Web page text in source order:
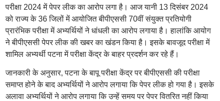
परीक्षा 2024 में पेपर लीक का आरोप लगा है। आज यानी 13 दिसंबर 2024
को राज्य के 36 जिलों में आयोजित बीपीएससी 70वीं संयुक्त प्रतियोगी
प्रारंभिक परीक्षा में अभ्यर्थियों ने धांधली का आरोप लगाया है। हालांकि आयोग
ने बीपीएससी पेपर लीक की खबर का खंडन किया है। इसके बावजूद परीक्षा में
शामिल अभ्यर्थी पटना में परीक्षा केंद्र के बाहर प्रदर्शन कर रहे हैं।
जानकारी के अनुसार, पटना के बापू परीक्षा केंद्र पर बीपीएससी की परीक्षा
समाप्त होने के बाद अभ्यर्थियों ने आरोप लगाया कि पेपर लीक हो गया है। इसके
अलावा अभ्यर्थियों ने आरोप लगाया कि उन्हें समय पर पेपर वितरित नहीं किया